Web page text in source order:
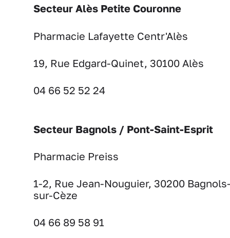
Secteur Alès Petite Couronne
Pharmacie Lafayette Centr'Alès
19, Rue Edgard-Quinet, 30100 Alès
04 66 52 52 24
Secteur Bagnols / Pont-Saint-Esprit
Pharmacie Preiss
1-2, Rue Jean-Nouguier, 30200
sur-Cèze
04 66 89 58 91